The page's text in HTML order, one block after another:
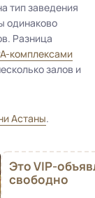
тип заведения
одинаково
Разница
комплексами
залов и
Астаны.
Это VIP-
свободно